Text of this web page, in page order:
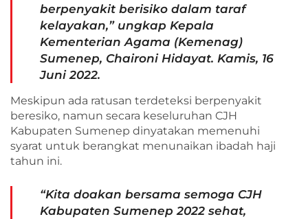
berpenyakit berisiko dalam taraf
kelayakan,” ungkap Kepala
Kementerian Agama (Kemenag)
Sumenep, Chaironi Hidayat. Kamis, 16
Juni 2022.
Meskipun ada ratusan terdeteksi berpenyakit
beresiko, namun secara keseluruhan CJH
Kabupaten Sumenep dinyatakan memenuhi
syarat untuk berangkat menunaikan ibadah haji
tahun ini.
“Kita doakan bersama semoga CJH
Kabupaten Sumenep 2022 sehat,